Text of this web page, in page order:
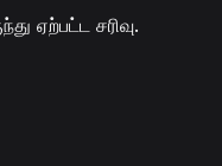
ஏற்பட்ட சரிவு.